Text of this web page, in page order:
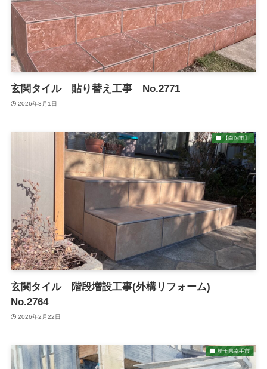
玄関タイル 貼り替え工事 No.2771
2026年3月1日
【白岡市】
玄関タイル 階段増設工事(外構リフォーム)
No.2764
2026年2月22日
埼玉県幸手市